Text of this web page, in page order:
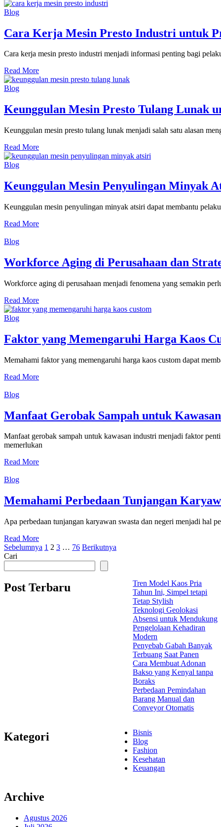
Blog
Cara Kerja Mesin Presto Industri untuk
Cara kerja mesin presto industri menjadi informasi penting bagi
Read More
Blog
Keunggulan Mesin Presto Tulang Lunak
Keunggulan mesin presto tulang lunak menjadi salah satu alasan
Read More
Blog
Keunggulan Mesin Penyulingan Minyak
Keunggulan mesin penyulingan minyak atsiri dapat membantu
Read More
Blog
Workforce Aging di Perusahaan dan
Workforce aging di perusahaan menjadi fenomena yang semakin
Read More
Blog
Faktor yang Memengaruhi Harga Kaos
Memahami faktor yang memengaruhi harga kaos custom dapat
Read More
Blog
Manfaat Gerobak Sampah untuk
Manfaat gerobak sampah untuk kawasan industri menjadi faktor
memerlukan
Read More
Blog
Memahami Perbedaan Tunjangan
Apa perbedaan tunjangan karyawan swasta dan negeri menjadi hal
Read More
Paginasi
pos
Sebelumnya 1 2 3 … 76 Berikutnya
Cari
Post Terbaru
Tren Model Kaos Pria
Tahun Ini, Simpel tetapi
Tetap Stylish
Teknologi Geolokasi
Absensi untuk Mendukung
Pengelolaan Kehadiran
Modern
Penyebab Gabah Banyak
Terbuang Saat Panen
Cara Membuat Adonan
Bakso yang Kenyal tanpa
Boraks
Perbedaan Pemindahan
Barang Manual dan
Conveyor Otomatis
Kategori
Bisnis
Blog
Fashion
Kesehatan
Keuangan
Archive
Agustus 2026